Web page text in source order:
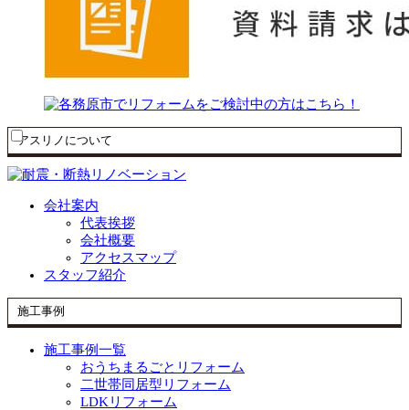
アスリノについて
会社案内
代表挨拶
会社概要
アクセスマップ
スタッフ紹介
施工事例
施工事例一覧
おうちまるごとリフォーム
二世帯同居型リフォーム
LDKリフォーム